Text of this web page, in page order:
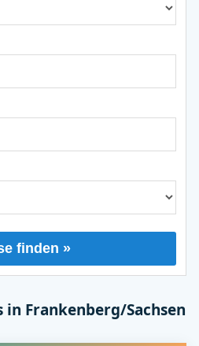
finden »
in Frankenberg/Sachsen